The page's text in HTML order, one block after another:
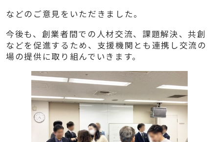
などのご意見をいただきました。
今後も、創業者間での人材交流、課題解決、共創
などを促進するため、支援機関とも連携し交流の
場の提供に取り組んでいきます。